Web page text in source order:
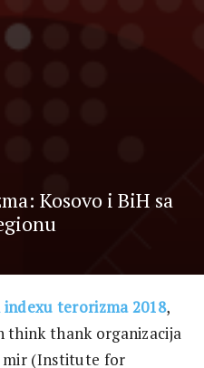
Kosovo i BiH sa
terorizma 2018,
think thank organizacija
mir (Institute for